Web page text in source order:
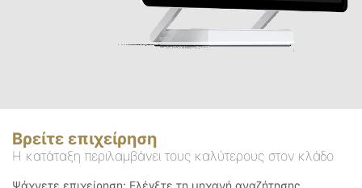
Βρείτε επιχείρηση
Η κατάταξη περιλαμβάνει τους καλύτερους στον κλάδο
Ψάχνετε επιχείρηση; Ελέγξτε τη μηχανή αναζήτησης.